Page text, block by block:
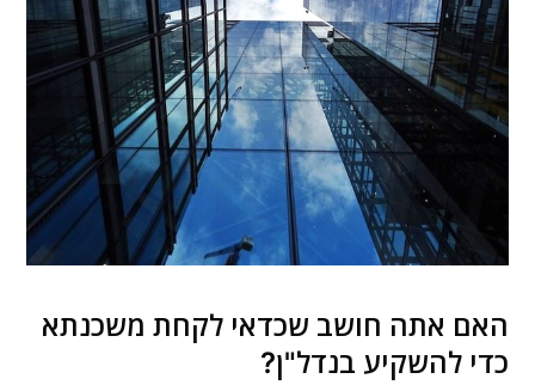
האם אתה חושב שכדאי לקחת משכנתא
כדי להשקיע בנדל"ן?